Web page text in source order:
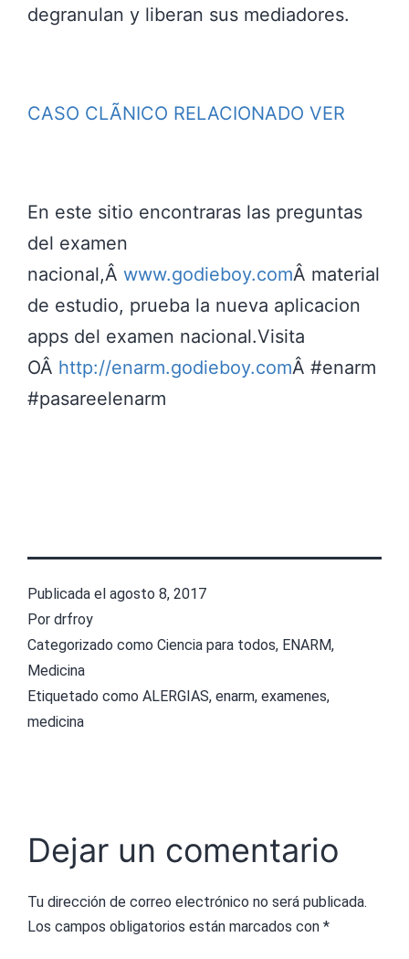
degranulan y liberan sus mediadores.
CASO CLÃNICO RELACIONADO VER
En este sitio encontraras las preguntas
del examen
nacional,Â www.godieboy.comÂ material
de estudio, prueba la nueva aplicacion
apps del examen nacional.Visita
OÂ http://enarm.godieboy.comÂ #enarm
#pasareelenarm
Publicada el agosto 8, 2017
Por drfroy
Categorizado como Ciencia para todos, ENARM,
Medicina
Etiquetado como ALERGIAS, enarm, examenes,
medicina
Dejar un comentario
Tu dirección de correo electrónico no será publicada.
Los campos obligatorios están marcados con *